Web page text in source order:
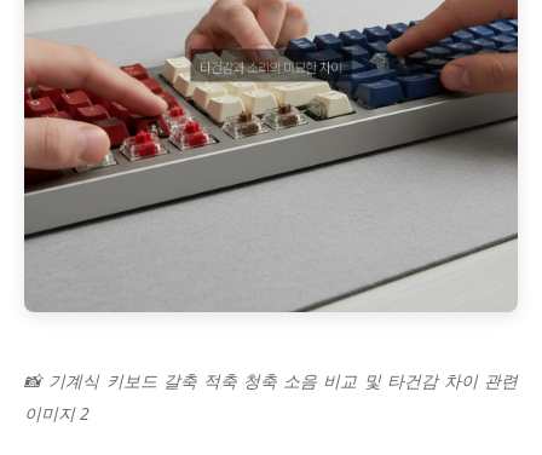
📸 기계식 키보드 갈축 적축 청축 소음 비교 및 타건감 차이 관련
이미지 2